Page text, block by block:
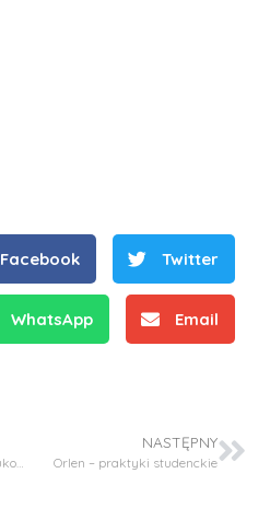
Facebook Twitter
WhatsApp Email
Konkurs na stypendium naukowe w projekcie OPUS-LAP20
NASTĘPNY
Orlen – praktyki studenckie